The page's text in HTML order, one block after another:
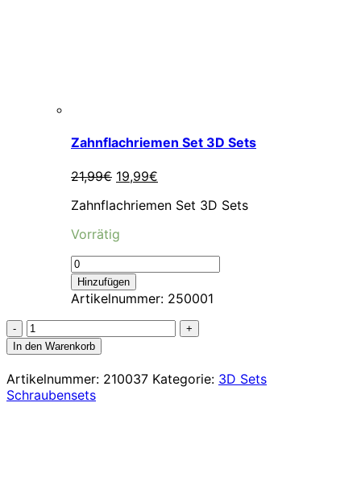
Zahnflachriemen Set 3D Sets
21,99€ Ursprünglicher
war:
19,99€
ist:
Zahnflachriemen Set 3D Sets
Vorrätig
Hinzufügen
Artikelnummer: 250001
Model
16:
Landy
4×4
Winch
Truck
In den Warenkorb
Artikelnummer: 210037 Kategorie: 3D Sets
Schraubensets